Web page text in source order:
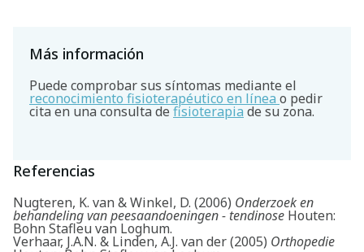
Más información
Puede comprobar sus síntomas mediante el
reconocimiento fisioterapéutico en línea o pedir
cita en una consulta de fisioterapia de su zona.
Referencias
Nugteren, K. van & Winkel, D. (2006) Onderzoek en
behandeling van peesaandoeningen - tendinose Houten:
Bohn Stafleu van Loghum.
Verhaar, J.A.N. & Linden, A.J. van der (2005) Orthopedie